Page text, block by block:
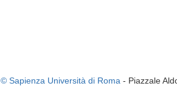
© Sapienza Università di Roma - Piazzale